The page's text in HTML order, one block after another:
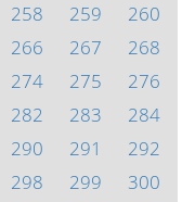
258 259
260
266 267
268
274 275
276
282 283
284
290 291
292
298 299
300